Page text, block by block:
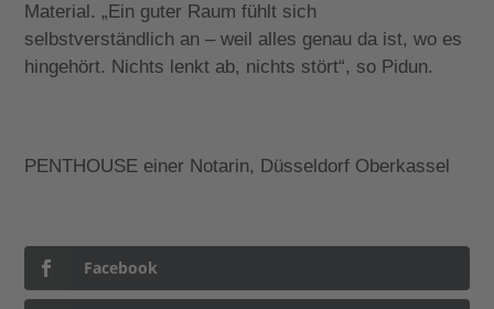
Material. „Ein guter Raum fühlt sich
selbstverständlich an – weil alles genau da ist, wo es
hingehört. Nichts lenkt ab, nichts stört“, so Pidun.
PENTHOUSE einer Notarin, Düsseldorf Oberkassel
Facebook